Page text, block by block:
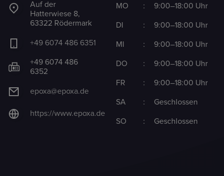
Auf der
Hatterwiese 8,
63322 Rödermark
+49 6074 486 6351
+49 6074 486
6352
epoxa@epoxa.de
https://www.epoxa.de
MO : 9:00–18:00 Uhr
DI : 9:00–18:00 Uhr
MI : 9:00–18:00 Uhr
DO : 9:00–18:00 Uhr
FR : 9:00–18:00 Uhr
SA : Geschlossen
SO : Geschlossen